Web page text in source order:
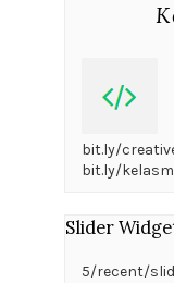
bit.ly/
bit.ly/
Slider
5/recent/